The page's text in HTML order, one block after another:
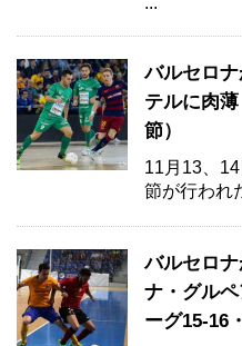
バルセロ
テルに肉
節）
11月13、
節が行われ
バルセロ
ナ・グル
ーグ15-16